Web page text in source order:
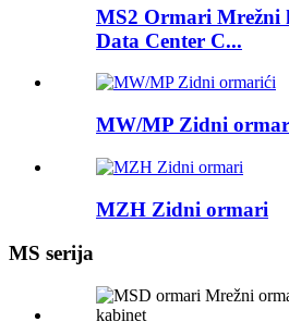
MS2 Ormari Mrežni
Data Center C...
MW/MP Zidni
MZH Zidni ormari
MS serija